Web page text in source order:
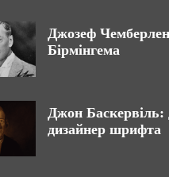
Джозеф
Бірмінгема
Джон Баскервіль:
дизайнер шрифта